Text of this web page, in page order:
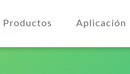
Productos Aplicación